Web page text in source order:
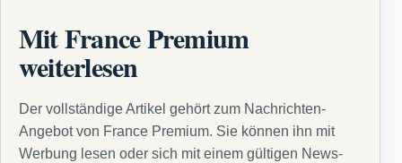
Mit France Premium
weiterlesen
Der vollständige Artikel gehört zum Nachrichten-
Angebot von France Premium. Sie können ihn mit
Werbung lesen oder sich mit einem gültigen News-